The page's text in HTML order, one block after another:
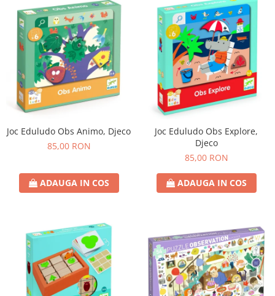
Joc Eduludo Obs Animo, Djeco
85,00 RON
ADAUGA IN COS
Joc Eduludo Obs Explore,
Djeco
85,00 RON
ADAUGA IN COS